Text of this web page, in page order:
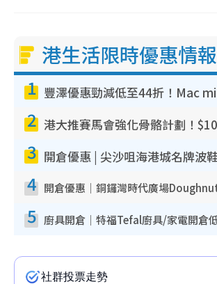
港生活限時優惠情報
1
2
3
4
5